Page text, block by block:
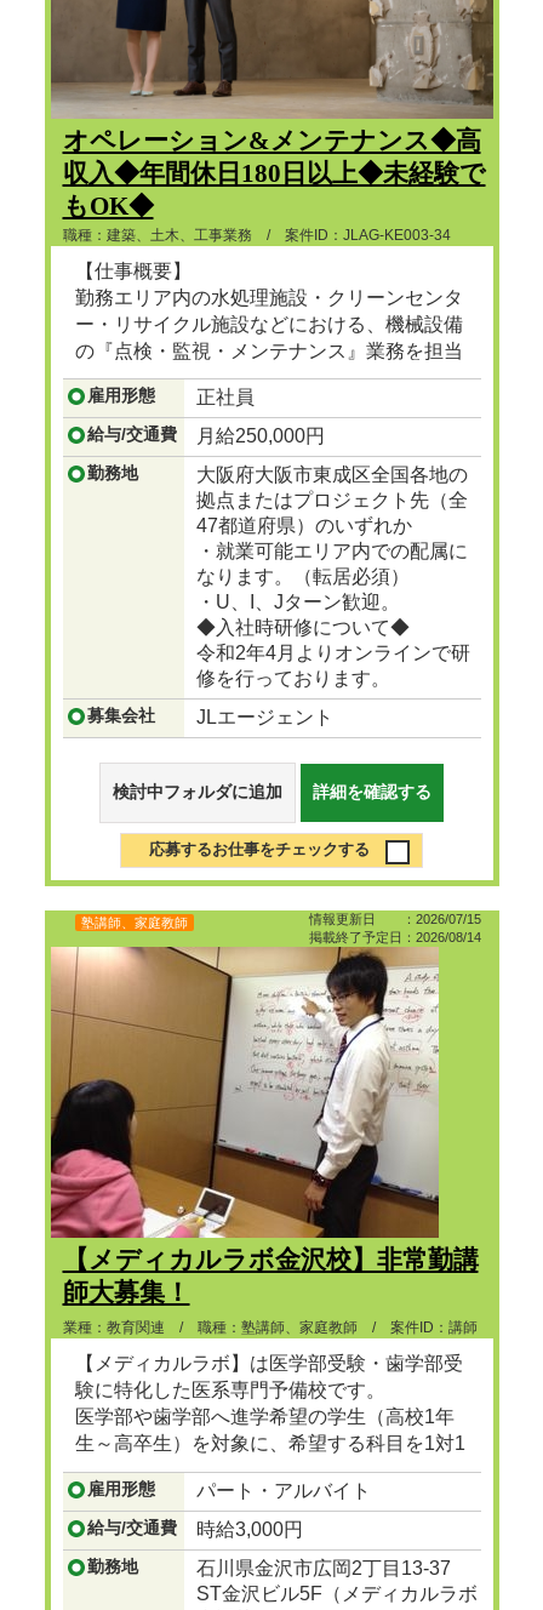
オペレーション&メンテナンス◆高
収入◆年間休日180日以上◆未経験で
もOK◆
職種：建築、土木、工事業務 / 案件ID：JLAG-KE003-34
【仕事概要】
勤務エリア内の水処理施設・クリーンセンタ
ー・リサイクル施設などにおける、機械設備
の『点検・監視・メンテナンス』業務を担当
頂きます。
...つづきを見る
雇用形態 正社員
給与/交通費 月給250,000円
勤務地
大阪府大阪市東成区全国各地の
拠点またはプロジェクト先（全
47都道府県）のいずれか
・就業可能エリア内での配属に
なります。（転居必須）
・U、I、Jターン歓迎。
◆入社時研修について◆
令和2年4月よりオンラインで研
修を行っております。
募集会社 JLエージェント
検討中フォルダに追加 詳細を確認する
応募するお仕事をチェックする
情報更新日 ：2026/07/15
掲載終了予定日：2026/08/14
塾講師、家庭教師
【メディカルラボ金沢校】非常勤講
師大募集！
業種：教育関連 / 職種：塾講師、家庭教師 / 案件ID：講師
【メディカルラボ】は医学部受験・歯学部受
験に特化した医系専門予備校です。
医学部や歯学部へ進学希望の学生（高校1年
生～高卒生）を対象に、希望する科目を1対1
の授業で担当して頂きます。
...つづきを見る
雇用形態 パート・アルバイト
給与/交通費 時給3,000円
勤務地
石川県金沢市広岡2丁目13-37
ST金沢ビル5F（メディカルラボ